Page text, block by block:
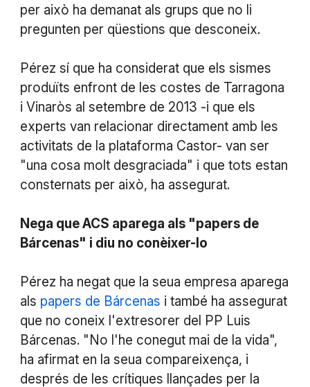
per això ha demanat als grups que no li
pregunten per qüestions que desconeix.
Pérez sí que ha considerat que els sismes
produïts enfront de les costes de Tarragona
i Vinaròs al setembre de 2013 -i que els
experts van relacionar directament amb les
activitats de la plataforma Castor- van ser
"una cosa molt desgraciada" i que tots estan
consternats per això, ha assegurat.
Nega que ACS aparega als "papers de
Bárcenas" i diu no conèixer-lo
Pérez ha negat que la seua empresa aparega
als papers de Bárcenas i també ha assegurat
que no coneix l'extresorer del PP Luis
Bárcenas. "No l'he conegut mai de la vida",
ha afirmat en la seua compareixença, i
després de les crítiques llançades per la